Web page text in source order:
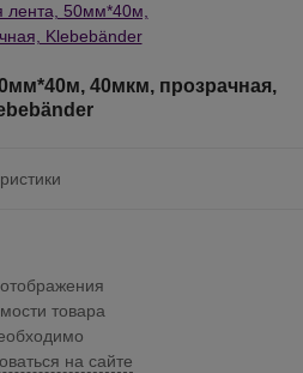
40мкм, прозрачная,
товара
на сайте